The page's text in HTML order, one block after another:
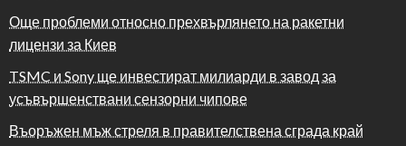
Още проблеми относно прехвърлянето на ракетни
лицензи за Киев
TSMC и Sony ще инвестират милиарди в завод за
усъвършенствани сензорни чипове
Въоръжен мъж стреля в правителствена сграда край